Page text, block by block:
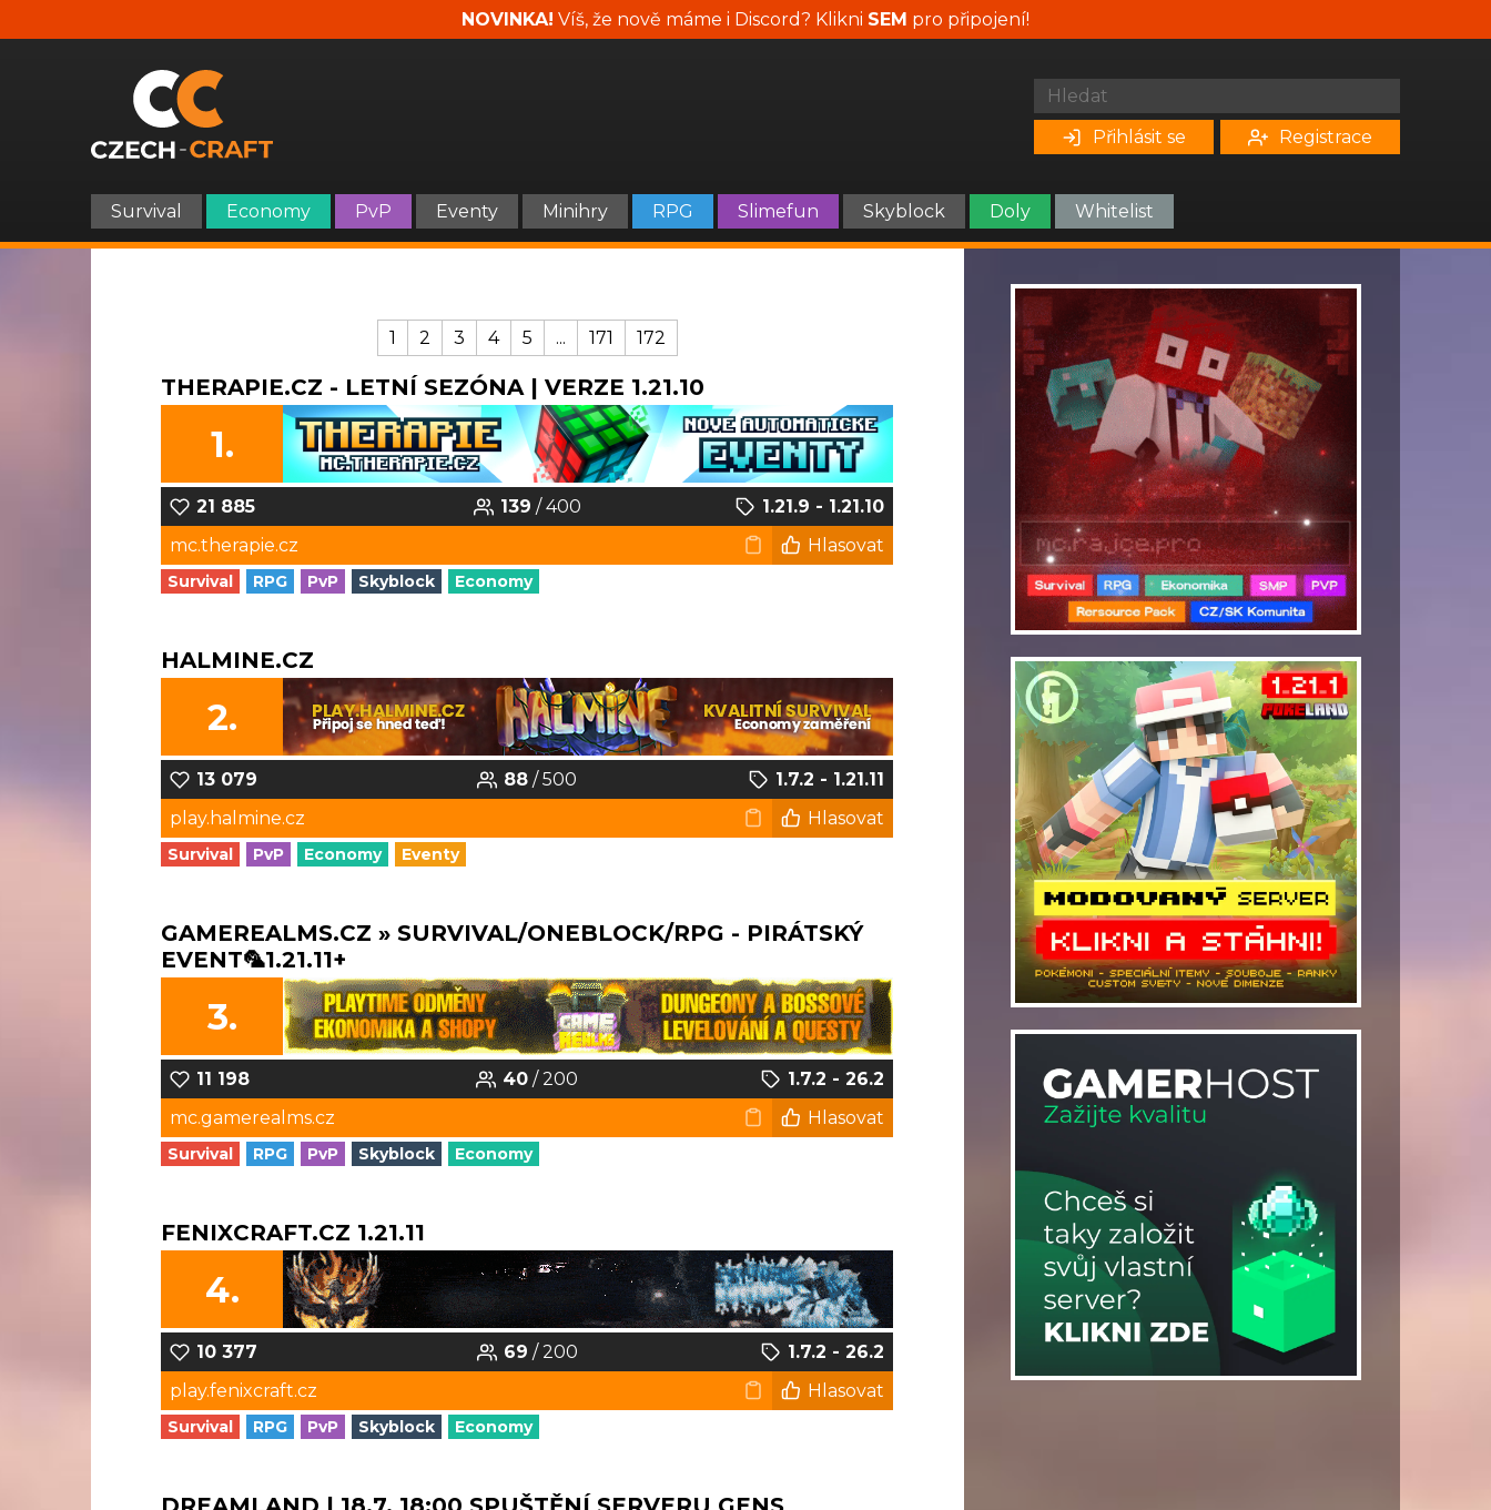
NOVINKA! Víš, že nově máme i Discord? Klikni SEM pro připojení!
Přihlásit se Registrace
Survival Economy PvP Eventy Minihry RPG Slimefun Skyblock Doly Whitelist
1 2 3 4 5 ... 171 172
THERAPIE.CZ - LETNÍ SEZÓNA | VERZE 1.21.10
1.
21 885 139 / 400
1.21.9 - 1.21.10
mc.therapie.cz
Hlasovat
Survival RPG PvP Skyblock Economy
HALMINE.CZ
2.
13 079 88 / 500
1.7.2 - 1.21.11
play.halmine.cz
Hlasovat
Survival PvP Economy Eventy
GAMEREALMS.CZ » SURVIVAL/ONEBLOCK/RPG - PIRÁTSKÝ
EVENT🦜1.21.11+
3.
11 198 40 / 200
1.7.2 - 26.2
mc.gamerealms.cz
Hlasovat
Survival RPG PvP Skyblock Economy
FENIXCRAFT.CZ 1.21.11
4.
10 377 69 / 200
1.7.2 - 26.2
play.fenixcraft.cz
Hlasovat
Survival RPG PvP Skyblock Economy